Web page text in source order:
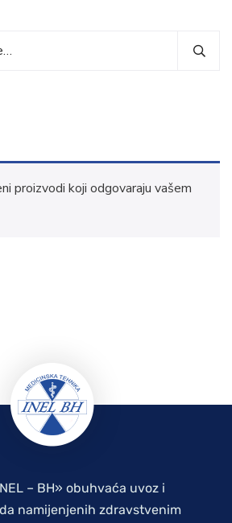
proizvodi koji odgovaraju vašem
– BH» obuhvaća uvoz i
namijenjenih zdravstvenim